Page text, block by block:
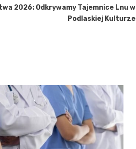
2026: Odkrywamy Tajemnice Lnu w
Podlaskiej Kulturze